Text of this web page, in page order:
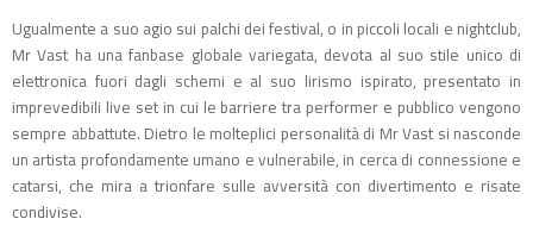
Ugualmente a suo agio sui palchi dei festival, o in piccoli locali e nightclub,
Mr Vast ha una fanbase globale variegata, devota al suo stile unico di
elettronica fuori dagli schemi e al suo lirismo ispirato, presentato in
imprevedibili live set in cui le barriere tra performer e pubblico vengono
sempre abbattute. Dietro le molteplici personalità di Mr Vast si nasconde
un artista profondamente umano e vulnerabile, in cerca di connessione e
catarsi, che mira a trionfare sulle avversità con divertimento e risate
condivise.